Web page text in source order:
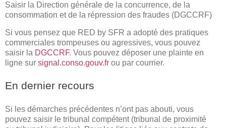
Saisir la Direction générale de la concurrence, de la
consommation et de la répression des fraudes (DGCCRF)
Si vous pensez que RED by SFR a adopté des pratiques
commerciales trompeuses ou agressives, vous pouvez
saisir la DGCCRF. Vous pouvez déposer une plainte en
ligne sur signal.conso.gouv.fr ou par courrier.
En dernier recours
Si les démarches précédentes n’ont pas abouti, vous
pouvez saisir le tribunal compétent (tribunal de proximité